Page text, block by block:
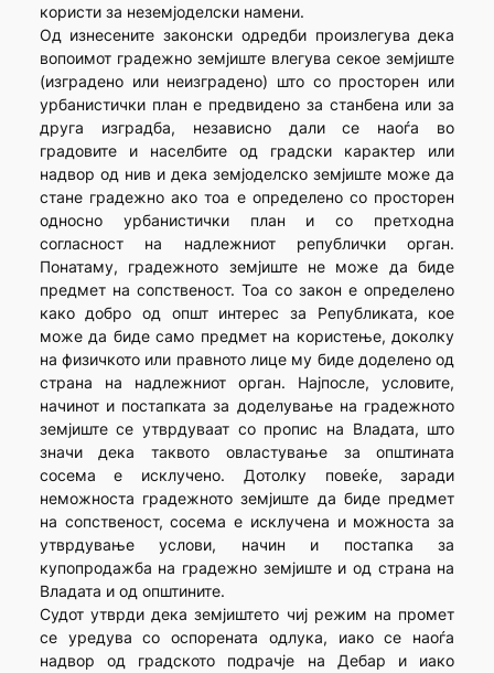
користи за неземјоделски намени.
Од изнесените законски одредби произлегува дека
вопоимот градежно земјиште влегува секое земјиште
(изградено или неизградено) што со просторен или
урбанистички план е предвидено за станбена или за
друга изградба, независно дали се наоѓа во
градовите и населбите од градски карактер или
надвор од нив и дека земјоделско земјиште може да
стане градежно ако тоа е определено со просторен
односно урбанистички план и со претходна
согласност на надлежниот републички орган.
Понатаму, градежното земјиште не може да биде
предмет на сопственост. Тоа со закон е определено
како добро од општ интерес за Републиката, кое
може да биде само предмет на користење, доколку
на физичкото или правното лице му биде доделено од
страна на надлежниот орган. Најпосле, условите,
начинот и постапката за доделување на градежното
земјиште се утврдуваат со пропис на Владата, што
значи дека таквото овластување за општината
сосема е исклучено. Дотолку повеќе, заради
неможноста градежното земјиште да биде предмет
на сопственост, сосема е исклучена и можноста за
утврдување услови, начин и постапка за
купопродажба на градежно земјиште и од страна на
Владата и од општините.
Судот утврди дека земјиштето чиј режим на промет
се уредува со оспорената одлука, иако се наоѓа
надвор од градското подрачје на Дебар и иако